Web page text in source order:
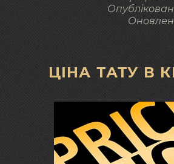
ЦІНА ТАТУ В